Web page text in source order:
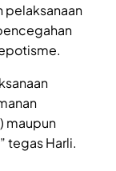
pelaksanaan
maupun
tegas Harli.